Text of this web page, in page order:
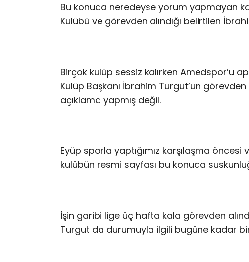
Bu konuda neredeyse yorum yapmayan
Kulübü ve görevden alındığı belirtilen
Birçok kulüp sessiz kalırken Amedspor’u
Kulüp Başkanı İbrahim Turgut’un görevden
açıklama yapmış değil.
Eyüp sporla yaptığımız karşılaşma
kulübün resmi sayfası bu konuda
İşin garibi lige üç hafta kala görevden
Turgut da durumuyla ilgili bugüne kadar